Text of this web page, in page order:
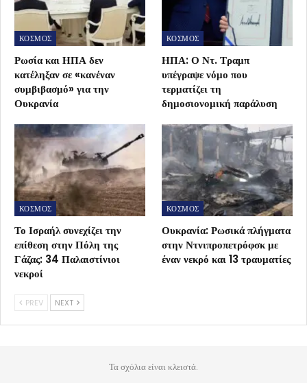
ΚΟΣΜΟΣ
Ρωσία και ΗΠΑ δεν
κατέληξαν σε «κανέναν
συμβιβασμό» για την
Ουκρανία
ΚΟΣΜΟΣ
ΗΠΑ: Ο Ντ. Τραμπ
υπέγραψε νόμο που
τερματίζει τη
δημοσιονομική παράλυση
ΚΟΣΜΟΣ
Το Ισραήλ συνεχίζει την
επίθεση στην Πόλη της
Γάζας: 34 Παλαιστίνιοι
νεκροί
ΚΟΣΜΟΣ
Ουκρανία: Ρωσικά πλήγματα
στην Ντνιπροπετρόφσκ με
έναν νεκρό και 13 τραυματίες
PREV NEXT
Τα σχόλια είναι κλειστά.